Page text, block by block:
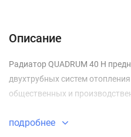
Описание
Радиатор QUADRUM 40 H
двухтрубных систем
общественных и
подробнее